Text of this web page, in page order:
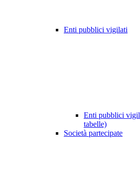
Enti pubblici vigilati
Enti pubblici
tabelle)
Società partecipate